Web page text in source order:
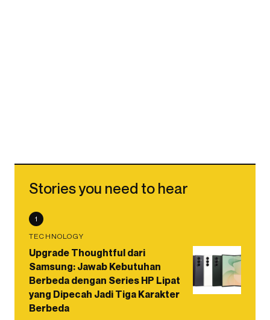
Stories you need to hear
1
TECHNOLOGY
Upgrade Thoughtful dari
Samsung: Jawab Kebutuhan
Berbeda dengan Series HP Lipat
yang Dipecah Jadi Tiga Karakter
Berbeda